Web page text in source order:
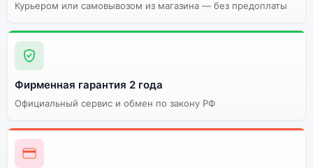
Качественный экран Системная оболочка
Стоимость смартфона
Apple iPhone 16 PRO Max
(nano SIM+eSIM) 1Tb
(Титановый белый)
Курьером или самовывозом из магазина — без предоплаты
Фирменная гарантия 2 года
Официальный сервис и обмен по закону РФ